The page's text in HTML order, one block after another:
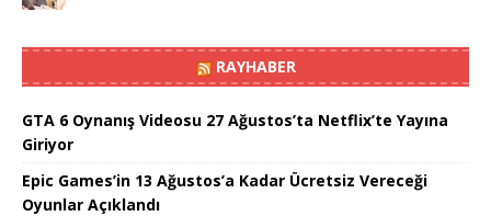
RAYHABER
GTA 6 Oynanış Videosu 27 Ağustos’ta Netflix’te Yayına
Giriyor
Epic Games’in 13 Ağustos’a Kadar Ücretsiz Vereceği
Oyunlar Açıklandı